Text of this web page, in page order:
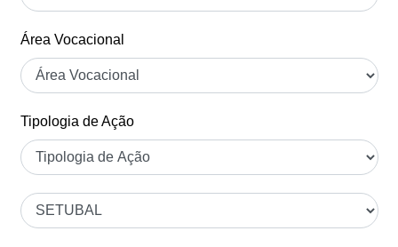
Área Vocacional
Tipologia de Ação